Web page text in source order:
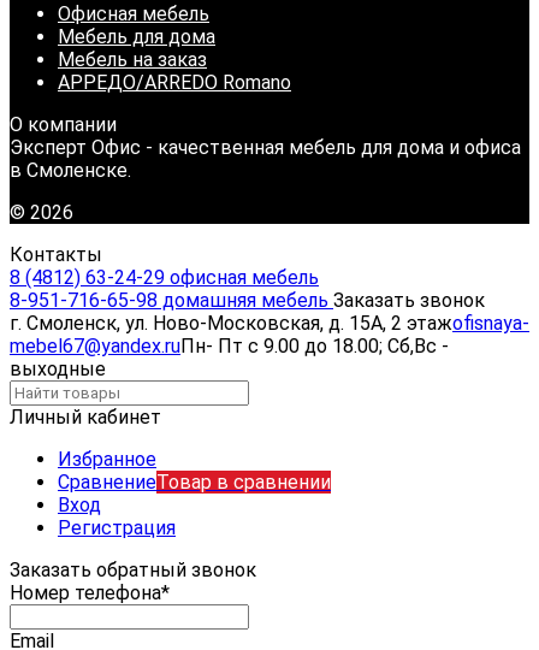
Офисная мебель
Мебель для дома
Мебель на заказ
АРРЕДО/ARREDO Romano
О компании
Эксперт Офис - качественная мебель для дома и офиса
в Смоленске.
© 2026
Контакты
8 (4812) 63-24-29 офисная мебель
8-951-716-65-98 домашняя мебель Заказать звонок
г. Смоленск, ул. Ново-Московская, д. 15А, 2 этажofisnaya-
mebel67@yandex.ruПн- Пт с 9.00 до 18.00; Сб,Вс -
выходные
Личный кабинет
Избранное
СравнениеТовар в сравнении
Вход
Регистрация
Заказать обратный звонок
Номер телефона*
Email